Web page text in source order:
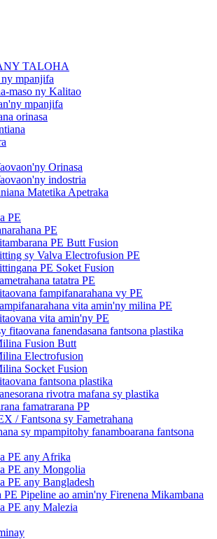
TALOHA
mpanjifa
maso ny Kalitao
mpanjifa
orinasa
Orinasa
indostria
Matetika Apetraka
PE
PE
PE Butt Fusion
sy Valva Electrofusion PE
PE Soket Fusion
tatatra PE
fampifanarahana vy PE
vita amin'ny milina PE
vita amin'ny PE
fitaovana fanendasana fantsona plastika
Fusion Butt
Electrofusion
Socket Fusion
fantsona plastika
rivotra mafana sy plastika
famatrarana PP
/ Fantsona sy Fametrahana
sy mpampitohy fanamboarana fantsona
PE any Afrika
PE any Mongolia
PE any Bangladesh
PE Pipeline ao amin'ny Firenena Mikambana
PE any Malezia